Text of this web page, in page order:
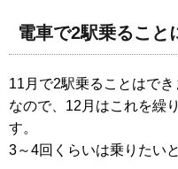
電車で2駅乗ること
11月で2駅乗ることはでき
なので、12月はこれを繰
す。
3～4回くらいは乗りたい